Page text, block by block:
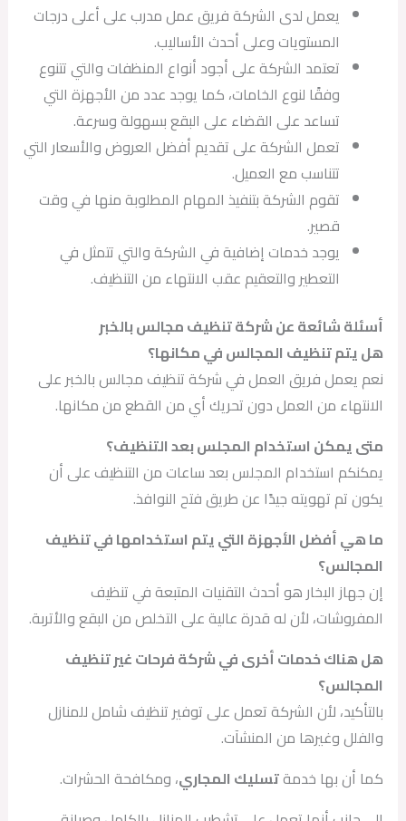
يعمل لدى الشركة فريق عمل مدرب على أعلى درجات
المستويات وعلى أحدث الأساليب.
تعتمد الشركة على أجود أنواع المنظفات والتي تتنوع
وفقًا لنوع الخامات، كما يوجد عدد من الأجهزة التي
تساعد على القضاء على البقع بسهولة وسرعة.
تعمل الشركة على تقديم أفضل العروض والأسعار التي
تتناسب مع العميل.
تقوم الشركة بتنفيذ المهام المطلوبة منها في وقت
قصير.
يوجد خدمات إضافية في الشركة والتي تتمثل في
التعطير والتعقيم عقب الانتهاء من التنظيف.
أسئلة شائعة عن شركة تنظيف مجالس بالخبر
هل يتم تنظيف المجالس في مكانها؟
نعم يعمل فريق العمل في شركة تنظيف مجالس بالخبر على
الانتهاء من العمل دون تحريك أي من القطع من مكانها.
متى يمكن استخدام المجلس بعد التنظيف؟
يمكنكم استخدام المجلس بعد ساعات من التنظيف على أن
يكون تم تهويته جيدًا عن طريق فتح النوافذ.
ما هي أفضل الأجهزة التي يتم استخدامها في تنظيف
المجالس؟
إن جهاز البخار هو أحدث التقنيات المتبعة في تنظيف
المفروشات، لأن له قدرة عالية على التخلص من البقع والأتربة.
هل هناك خدمات أخرى في شركة فرحات غير تنظيف
المجالس؟
بالتأكيد، لأن الشركة تعمل على توفير تنظيف شامل للمنازل
والفلل وغيرها من المنشآت.
كما أن بها خدمةتسليك المجاري، ومكافحة الحشرات.